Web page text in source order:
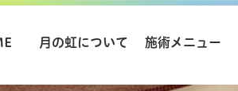
月の虹について 施術メニュー